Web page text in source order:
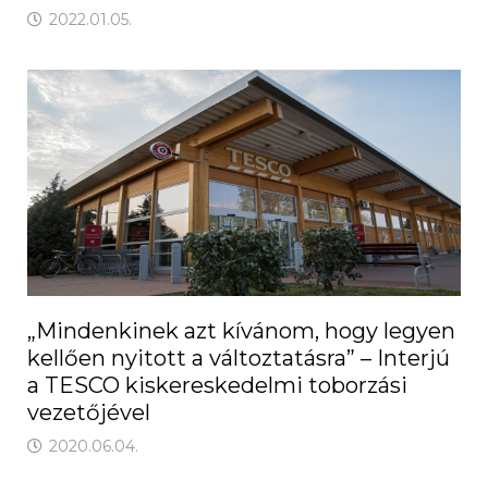
2022.01.05.
„Mindenkinek azt kívánom, hogy legyen
kellően nyitott a változtatásra” – Interjú
a TESCO kiskereskedelmi toborzási
vezetőjével
2020.06.04.